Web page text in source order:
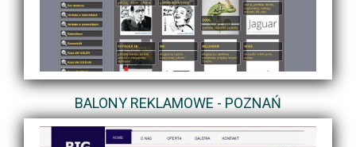
BALONY REKLAMOWE - POZNAŃ